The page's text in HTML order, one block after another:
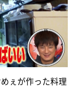
ぇが作った料理